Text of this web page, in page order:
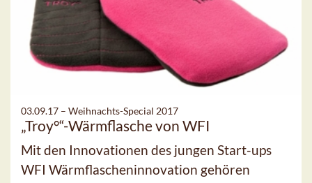
03.09.17 – Weihnachts-Special 2017
„Troy°“-Wärmflasche von WFI
Mit den Innovationen des jungen Start-ups
WFI Wärmflascheninnovation gehören